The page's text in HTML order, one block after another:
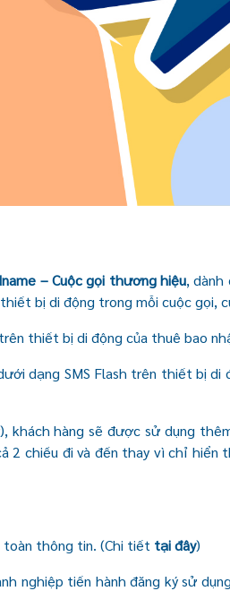
– Cuộc gọi thương hiệu, dành
bị di động trong mỗi cuộc gọi,
thiết bị di động của thuê bao
dạng SMS Flash trên thiết bị di
hàng sẽ được sử dụng
chiều đi và đến thay vì chỉ hiển
toàn thông tin. (Chi tiết tại đây)
nghiệp tiến hành đăng ký sử